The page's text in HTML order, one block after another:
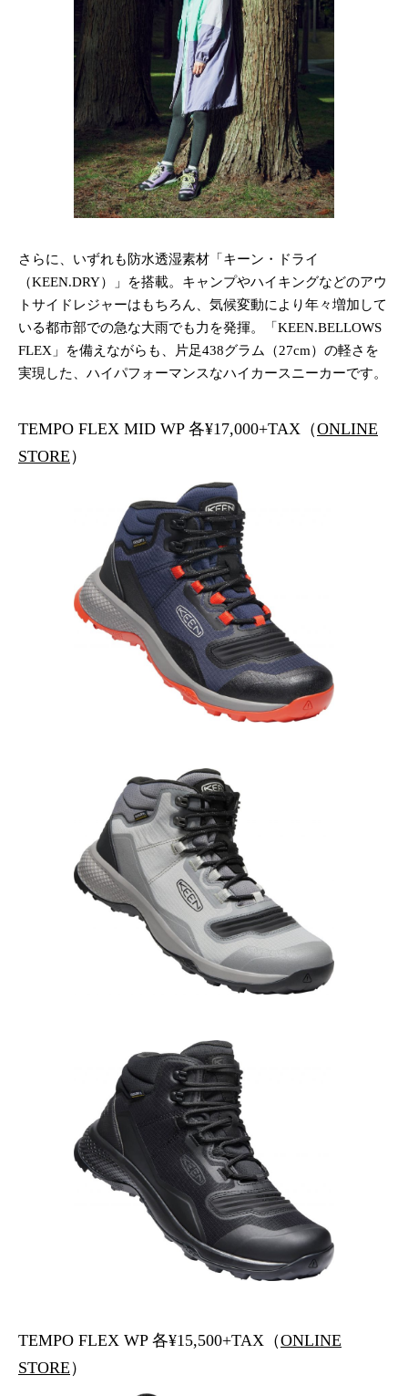
さらに、いずれも防水透湿素材「キーン・ドライ
（KEEN.DRY）」を搭載。キャンプやハイキングなどのアウ
トサイドレジャーはもちろん、気候変動により年々増加して
いる都市部での急な大雨でも力を発揮。「KEEN.BELLOWS
FLEX」を備えながらも、片足438グラム（27cm）の軽さを
実現した、ハイパフォーマンスなハイカースニーカーです。
TEMPO FLEX MID WP 各¥17,000+TAX（ONLINE
STORE ）
TEMPO FLEX WP 各¥15,500+TAX（ONLINE
STORE ）